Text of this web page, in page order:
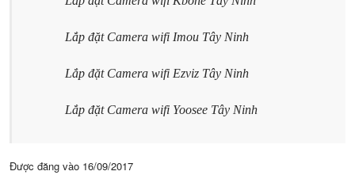
Lắp đặt Camera wifi Imou Tây Ninh
Lắp đặt Camera wifi Ezviz Tây Ninh
Lắp đặt Camera wifi Yoosee Tây Ninh
Được đăng vào 16/09/2017